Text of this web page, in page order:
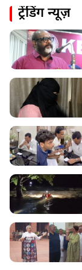
ट्रेंडिंग न्यूज़